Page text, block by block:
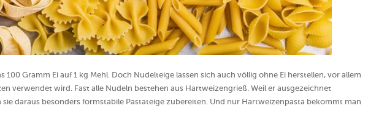
Gramm Ei auf 1 kg Mehl. Doch Nudelteige lassen sich auch völlig ohne Ei herstellen, vor allem
verwendet wird. Fast alle Nudeln bestehen aus Hartweizengrieß. Weil er ausgezeichnet
sie daraus besonders formstabile Pastateige zubereiten. Und nur Hartweizenpasta bekommt man